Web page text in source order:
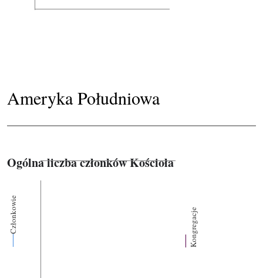
Ameryka Południowa
Ogólna liczba członków Kościoła
Członkowie Kongregacje